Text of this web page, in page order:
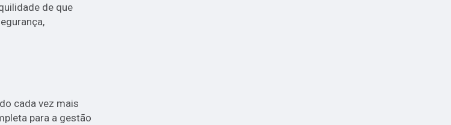
de que
cada vez mais
para a gestão